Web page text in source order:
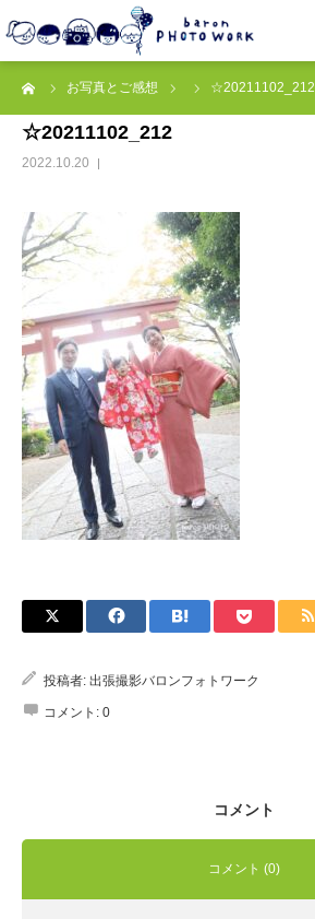
お写真とご感想 ☆20211102_212
☆20211102_212
2022.10.20
投稿者: 出張撮影バロンフォトワーク
コメント: 0
コメント
コメント (0)
撮影プラン
私たちについて
オプション
● お写真とご感想
レッスン/撮影会
取材・企業・オーナーさま
ご予約
Q&A